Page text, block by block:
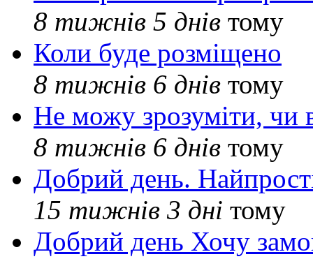
8 тижнів 5 днів тому
Коли буде розміщено
8 тижнів 6 днів тому
Не можу зрозуміти, чи
8 тижнів 6 днів тому
Добрий день.
15 тижнів 3 дні тому
Добрий день Хочу